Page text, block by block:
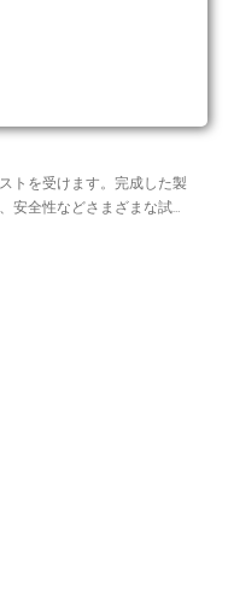
トを受けます。完成した製
安全性などさまざまな試験
たしていることを確認しま